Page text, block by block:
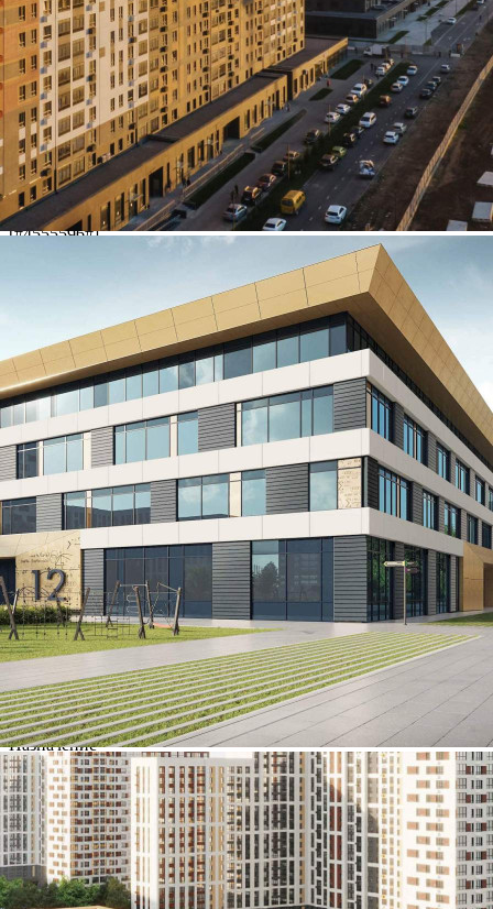
Продажа
103648 - Г. ВИДНОЕ,
ПОСЕЛОК БИТЦА,
ЮЖНЫЙ БУЛЬВАР, Д.5
Москва / Московская обл
Получить контакты Посмотреть на карте
[#4555596#]
Характеристики
О помещении
Где находится
Контакты
Другие объявления
Характеристики помещения
№ объявления
103648
Дата размещения
27.04.2023
Город
Видное
Адрес
поселок Битца, Южный бульвар, д.5
Расположено
Этаж
-1
Предлагается
Продажа
Желаемый / подходящий вид деятельности
Не указано
Назначение
Не указано
Размер площади (м2)
4.4
Цена за помещение
459 800 руб.
О помещении